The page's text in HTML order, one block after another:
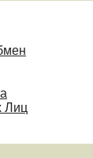
Лиц